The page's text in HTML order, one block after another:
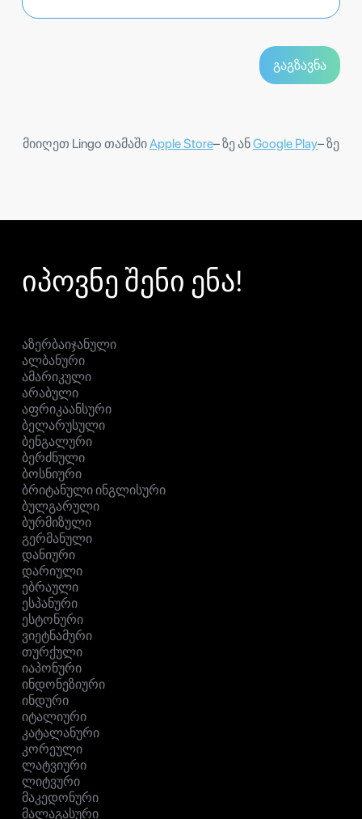
მიიღეთ Lingo თამაშიApple Store– ზე ანGoogle Play– ზე
იპოვნე შენი ენა!
აზერბაიჯანული
ალბანური
ამარიკული
არაბული
აფრიკაანსური
ბელარუსული
ბენგალური
ბერძნული
ბოსნიური
ბრიტანული ინგლისური
ბულგარული
ბურმიზული
გერმანული
დანიური
დარიული
ებრაული
ესპანური
ესტონური
ვიეტნამური
თურქული
იაპონური
ინდონეზიური
ინდური
იტალიური
კატალანური
კორეული
ლატვიური
ლიტვური
მაკედონური
მალაგასური